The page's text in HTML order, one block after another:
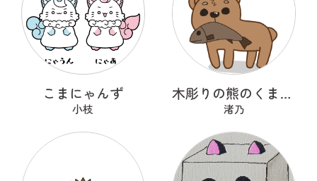
こまにゃんず
小枝
木彫りの熊のくまっくまさん
渚乃